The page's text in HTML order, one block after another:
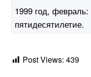
1999 год, февраль:
пятидесятилетие.
Post Views: 439